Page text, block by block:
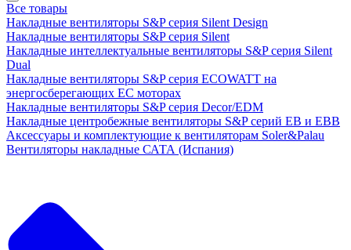
Все товары
Накладные вентиляторы S&P серия Silent Design
Накладные вентиляторы S&P серия Silent
Накладные интеллектуальные вентиляторы S&P серия Silent
Dual
Накладные вентиляторы S&P серия ECOWATT на
энергосберегающих ЕС моторах
Накладные вентиляторы S&P серия Decor/EDM
Накладные центробежные вентиляторы S&P серий EB и EBB
Аксессуары и комплектующие к вентиляторам Soler&Palau
Вентиляторы накладные САТА (Испания)